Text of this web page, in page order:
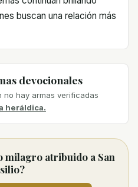
buscan una relación más
devocionales
no hay armas verificadas
heráldica.
milagro atribuido a San